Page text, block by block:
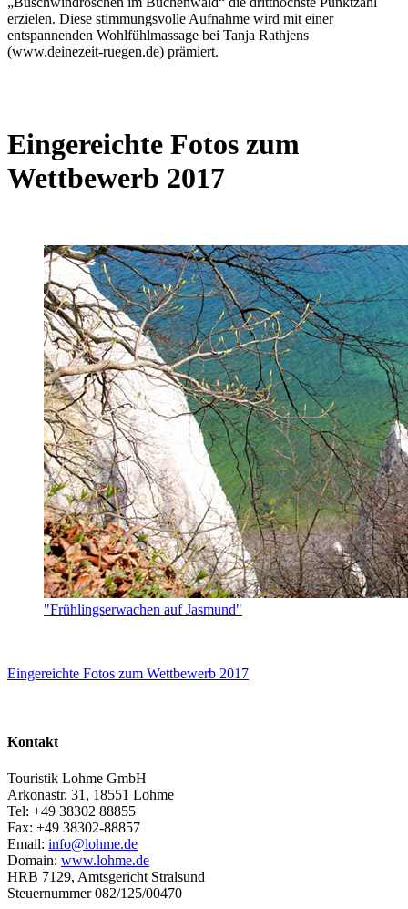
erzielen. Diese stimmungsvolle Aufnahme wird mit einer
entspannenden Wohlfühlmassage bei Tanja Rathjens
(www.deinezeit-ruegen.de) prämiert.
Eingereichte Fotos zum
Wettbewerb 2017
"Frühlingserwachen auf Jasmund"
Eingereichte Fotos zum Wettbewerb 2017
Kontakt
Touristik Lohme GmbH
Arkonastr. 31, 18551 Lohme
Tel: +49 38302 88855
Fax: +49 38302-88857
Email: info@lohme.de
Domain: www.lohme.de
HRB 7129, Amtsgericht Stralsund
Steuernummer 082/125/00470